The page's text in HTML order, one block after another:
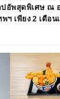
ปอัพสุดพิเศษ ณ
พฯ เพียง 2 เดือน